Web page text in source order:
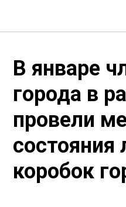
В январе
города в
провели
состояния
коробок